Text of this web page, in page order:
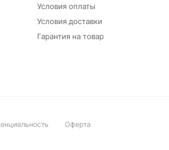
Условия оплаты
Условия доставки
Гарантия на товар
Оферта